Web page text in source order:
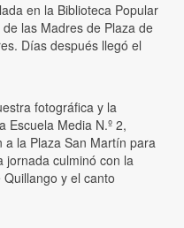
en la Biblioteca Popular
las Madres de Plaza de
Días después llegó el
fotográfica y la
Escuela Media N.º 2,
a la Plaza San Martín para
jornada culminó con la
y el canto